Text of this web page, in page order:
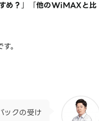
め？ 」「他のWiMAXと比
。
ックの受け